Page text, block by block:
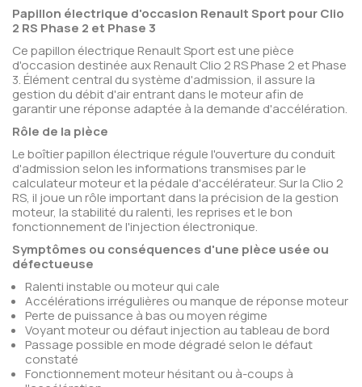
Papillon électrique d'occasion Renault Sport pour Clio
2 RS Phase 2 et Phase 3
Ce papillon électrique Renault Sport est une pièce
d'occasion destinée aux Renault Clio 2 RS Phase 2 et Phase
3. Élément central du système d'admission, il assure la
gestion du débit d'air entrant dans le moteur afin de
garantir une réponse adaptée à la demande d'accélération.
Rôle de la pièce
Le boîtier papillon électrique régule l'ouverture du conduit
d'admission selon les informations transmises par le
calculateur moteur et la pédale d'accélérateur. Sur la Clio 2
RS, il joue un rôle important dans la précision de la gestion
moteur, la stabilité du ralenti, les reprises et le bon
fonctionnement de l'injection électronique.
Symptômes ou conséquences d'une pièce usée ou
défectueuse
Ralenti instable ou moteur qui cale
Accélérations irrégulières ou manque de réponse moteur
Perte de puissance à bas ou moyen régime
Voyant moteur ou défaut injection au tableau de bord
Passage possible en mode dégradé selon le défaut
constaté
Fonctionnement moteur hésitant ou à-coups à